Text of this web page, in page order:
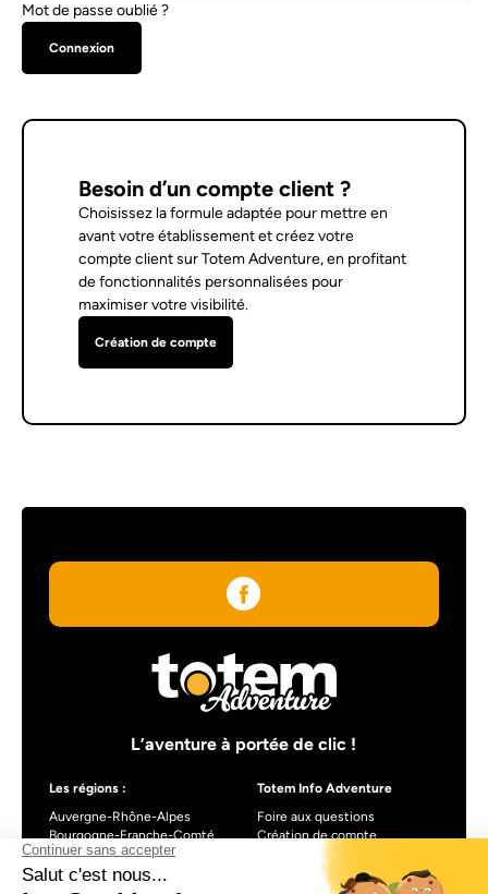
Mot de passe oublié ?
Besoin d’un compte client ?
Choisissez la formule adaptée pour mettre en
avant votre établissement et créez votre
compte client sur Totem Adventure, en profitant
de fonctionnalités personnalisées pour
maximiser votre visibilité.
Création de compte
L’aventure à portée de clic !
Les régions :
Auvergne-Rhône-Alpes
Bourgogne-Franche-Comté
Centre-Val de Loire
Nouvelle-Aquitaine
Occitanie
Totem Info Adventure
Foire aux questions
Création de compte